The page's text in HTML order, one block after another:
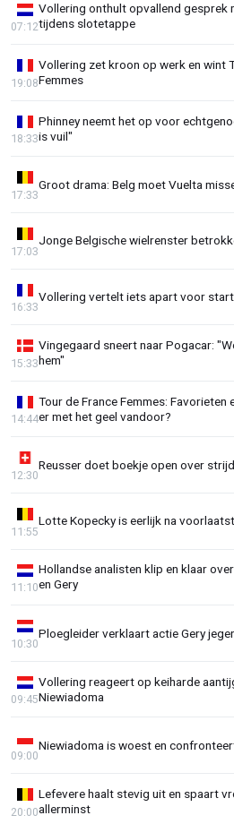
Vollering onthult opvallend gesprek
tijdens slotetappe
07:12
Vollering zet kroon op werk en wint
Femmes
19:08
Phinney neemt het op voor
is vuil"
18:33
Groot drama: Belg moet Vuelta
17:33
Jonge Belgische wielrenster
17:03
Vollering vertelt iets apart voor
16:33
Vingegaard sneert naar Pogacar:
hem"
15:33
Tour de France Femmes: Favorieten
er met het geel vandoor?
14:44
Reusser doet boekje open over
12:30
Lotte Kopecky is eerlijk na
11:55
Hollandse analisten klip en klaar
en Gery
11:10
Ploegleider verklaart actie Gery
10:30
Vollering reageert op keiharde
Niewiadoma
09:45
Niewiadoma is woest en
09:00
Lefevere haalt stevig uit en spaart
allerminst
20:00